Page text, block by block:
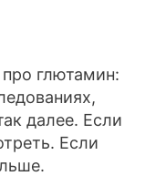
глютамин:
далее. Если
Если